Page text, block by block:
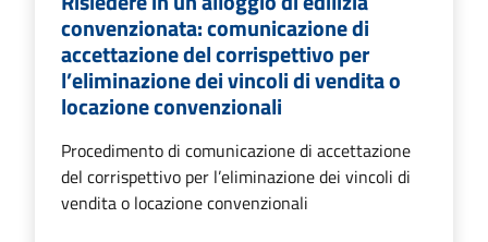
convenzionata: comunicazione di
accettazione del corrispettivo per
l’eliminazione dei vincoli di vendita o
locazione convenzionali
Procedimento di comunicazione di accettazione
del corrispettivo per l’eliminazione dei vincoli di
vendita o locazione convenzionali